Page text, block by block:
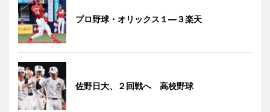
プロ野球・オリックス１―３楽天
佐野日大、２回戦へ 高校野球